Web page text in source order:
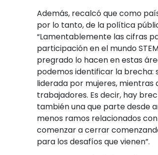
Además, recalcó que como
por lo tanto, de la política
“Lamentablemente las cifras
participación en el mundo
pregrado lo hacen en estas
podemos identificar la brecha:
liderada por mujeres, mientras
trabajadores. Es decir, hay
también una que parte desde
menos ramos relacionados
comenzar a cerrar
para los desafíos que vienen”.